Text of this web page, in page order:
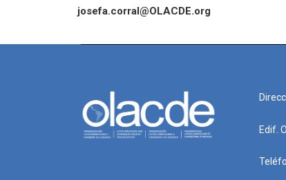
josefa.corral@OLACDE.org
Edif.